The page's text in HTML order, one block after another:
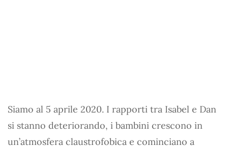
Siamo al 5 aprile 2020. I rapporti tra Isabel e Dan
si stanno deteriorando, i bambini crescono in
un’atmosfera claustrofobica e cominciano a